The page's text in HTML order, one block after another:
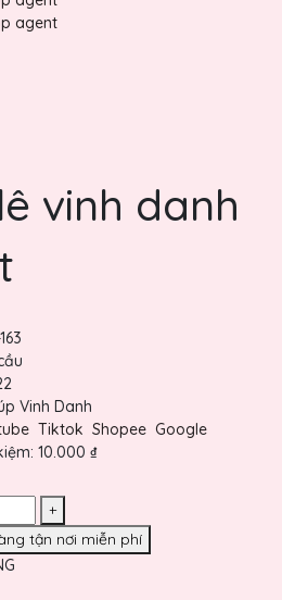
vinh danh
Vinh Danh
Tiktok Shopee Google
10.000 ₫
+
tận nơi miễn phí